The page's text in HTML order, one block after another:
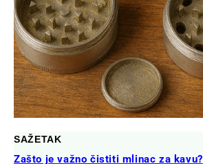
SAŽETAK
Zašto je važno čistiti mlinac za kavu?